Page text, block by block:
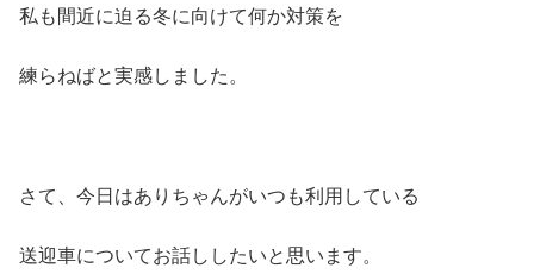
私も間近に迫る冬に向けて何か対策を
練らねばと実感しました。
さて、今日はありちゃんがいつも利用している
送迎車についてお話ししたいと思います。